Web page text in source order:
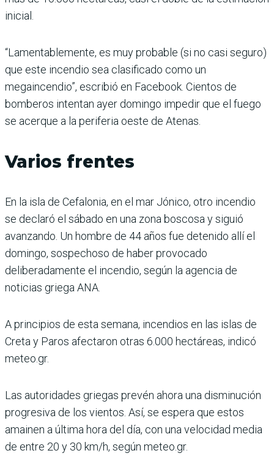
inicial.
“Lamentablemente, es muy probable (si no casi seguro)
que este incendio sea clasificado como un
megaincendio”, escribió en Facebook. Cientos de
bomberos intentan ayer domingo impedir que el fuego
se acerque a la periferia oeste de Atenas.
Varios frentes
En la isla de Cefalonia, en el mar Jónico, otro incendio
se declaró el sábado en una zona boscosa y siguió
avanzando. Un hombre de 44 años fue detenido allí el
domingo, sospechoso de haber provocado
deliberadamente el incendio, según la agencia de
noticias griega ANA.
A principios de esta semana, incendios en las islas de
Creta y Paros afectaron otras 6.000 hectáreas, indicó
meteo.gr.
Las autoridades griegas prevén ahora una disminución
progresiva de los vientos. Así, se espera que estos
amainen a última hora del día, con una velocidad media
de entre 20 y 30 km/h, según meteo.gr.